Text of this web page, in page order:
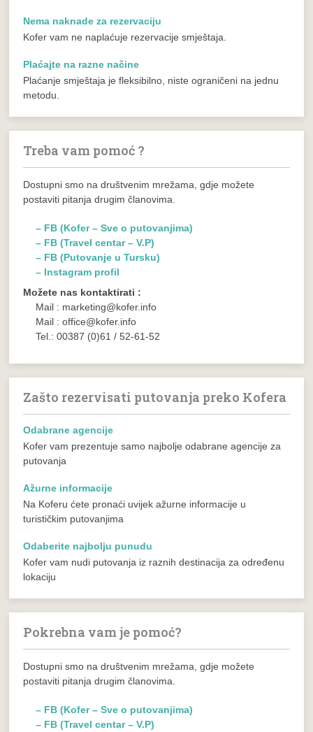
Nema naknade za rezervaciju
Kofer vam ne naplaćuje rezervacije smještaja.
Plaćajte na razne načine
Plaćanje smještaja je fleksibilno, niste ograničeni na jednu
metodu.
Treba vam pomoć ?
Dostupni smo na društvenim mrežama, gdje možete
postaviti pitanja drugim članovima.
– FB (Kofer – Sve o putovanjima)
– FB (Travel centar – V.P)
– FB (Putovanje u Tursku)
– Instagram profil
Možete nas kontaktirati :
Mail : marketing@kofer.info
Mail : office@kofer.info
Tel.: 00387 (0)61 / 52-61-52
Zašto rezervisati putovanja preko Kofera
Odabrane agencije
Kofer vam prezentuje samo najbolje odabrane agencije za
putovanja
Ažurne informacije
Na Koferu ćete pronaći uvijek ažurne informacije u
turističkim putovanjima
Odaberite najbolju punudu
Kofer vam nudi putovanja iz raznih destinacija za određenu
lokaciju
Pokrebna vam je pomoć?
Dostupni smo na društvenim mrežama, gdje možete
postaviti pitanja drugim članovima.
– FB (Kofer – Sve o putovanjima)
– FB (Travel centar – V.P)